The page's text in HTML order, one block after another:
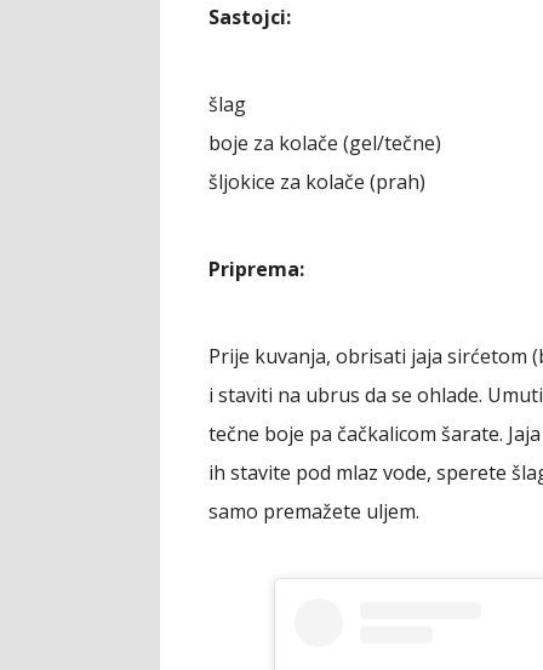
Sastojci:
šlag
boje za kolače (gel/tečne)
šljokice za kolače (prah)
Priprema:
Prije kuvanja, obrisati jaja sirćetom
i staviti na ubrus da se ohlade.
tečne boje pa čačkalicom šarate.
ih stavite pod mlaz vode, sperete
samo premažete uljem.